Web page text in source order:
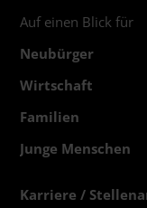
Auf einen Blick für
Neubürger
Wirtschaft
Familien
Junge Menschen
Karriere /